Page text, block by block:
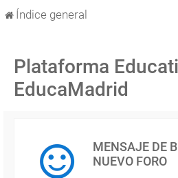
Índice general
Plataforma
EducaMadrid
MENSAJE DE
NUEVO FORO